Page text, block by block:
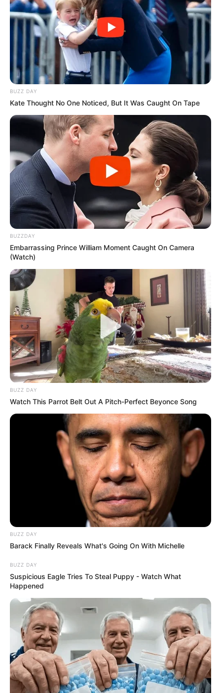
BUZZ DAY
Kate Thought No One Noticed, But It Was Caught On Tape
BUZZDAY
Embarrassing Prince William Moment Caught On Camera
(Watch)
BUZZ DAY
Watch This Parrot Belt Out A Pitch-Perfect Beyonce Song
BUZZ DAY
Barack Finally Reveals What's Going On With Michelle
BUZZ DAY
Suspicious Eagle Tries To Steal Puppy - Watch What
Happened